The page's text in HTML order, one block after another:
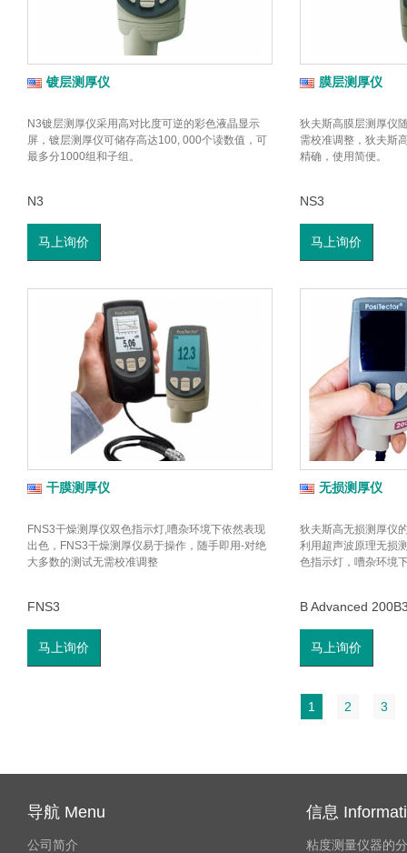
镀层测厚仪
N3镀层测厚仪采用高对比度可逆的彩色液晶显示
屏，镀层测厚仪可储存高达100, 000个读数值，可
最多分1000组和子组。
N3
马上询价
膜层测厚仪
狄夫斯高膜层测厚仪
需校准调整，狄夫斯
精确，使用简便。
NS3
马上询价
干膜测厚仪
FNS3干燥测厚仪双色指示灯,嘈杂环境下依然表现
出色，FNS3干燥测厚仪易于操作，随手即用-对绝
大多数的测试无需校准调整
FNS3
马上询价
无损测厚仪
狄夫斯高无损测厚仪
利用超声波原理无损
色指示灯，嘈杂环境
B Advanced
马上询价
1 2 3
导航 Menu
公司简介
信息
粘度测量仪器的